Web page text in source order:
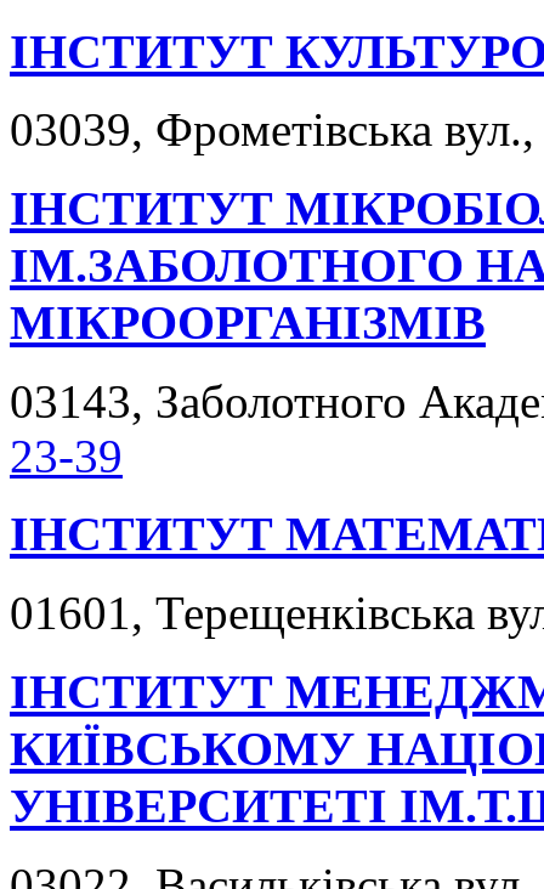
ІНСТИТУТ
03039, Фрометівська
ІНСТИТУТ
ІМ.ЗАБОЛОТНОГО
МІКРООРГАНІЗМІВ
03143, Заболотного
23-39
ІНСТИТУТ
01601, Терещенківська
ІНСТИТУТ
КИЇВСЬКОМУ
УНІВЕРСИТЕТІ